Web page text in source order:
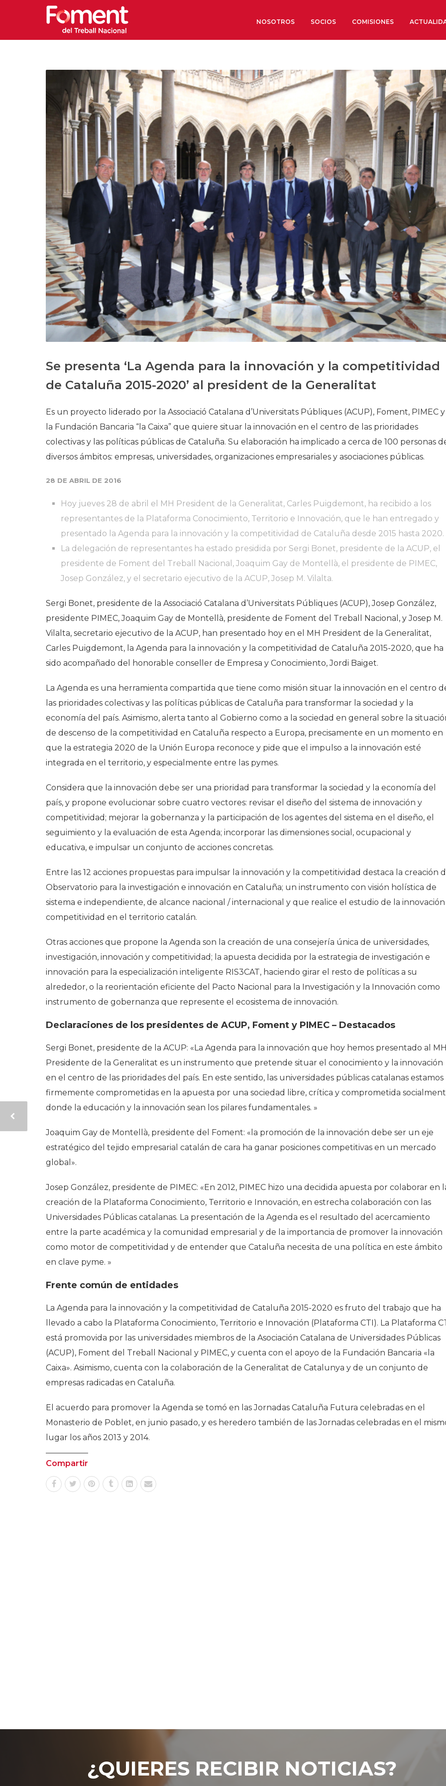
NOSOTROS
Órganos de Gobierno
Órganos Consultivos
Estructura Ejecutiva
Institut d’Estudis Estratègics
Organizaciones sectoriales
Sociedad Barcelonesa de
Económicos y Sociales
Organizaciones territoriales
Conoce más
Galería de Presidentes
Biblioteca Archivo
Sede Social
SOCIOS COMISIONES
Se presenta ‘La Agenda para la innovación y la competitividad
de Cataluña 2015-2020’ al president de la Generalitat
Es un proyecto liderado por la Associació Catalana d’Universitats Públiques (ACUP), Foment, PIMEC y
la Fundación Bancaria “la Caixa” que quiere situar la innovación en el centro de las prioridades
colectivas y las políticas públicas de Cataluña. Su elaboración ha implicado a cerca de 100 personas
diversos ámbitos: empresas, universidades, organizaciones empresariales y asociaciones públicas.
28 DE ABRIL DE 2016
Hoy jueves 28 de abril el MH President de la Generalitat, Carles Puigdemont, ha recibido a los
representantes de la Plataforma Conocimiento, Territorio e Innovación, que le han entregado y
presentado la Agenda para la innovación y la competitividad de Cataluña desde 2015 hasta 2020.
La delegación de representantes ha estado presidida por Sergi Bonet, presidente de la ACUP, el
presidente de Foment del Treball Nacional, Joaquim Gay de Montellà, el presidente de PIMEC,
Josep González, y el secretario ejecutivo de la ACUP, Josep M. Vilalta.
Sergi Bonet, presidente de la Associació Catalana d’Universitats Públiques (ACUP), Josep González,
presidente PIMEC, Joaquim Gay de Montellà, presidente de Foment del Treball Nacional, y Josep M.
Vilalta, secretario ejecutivo de la ACUP, han presentado hoy en el MH President de la Generalitat,
Carles Puigdemont, la Agenda para la innovación y la competitividad de Cataluña 2015-2020, que ha
sido acompañado del honorable conseller de Empresa y Conocimiento, Jordi Baiget.
La Agenda es una herramienta compartida que tiene como misión situar la innovación en el centro
las prioridades colectivas y las políticas públicas de Cataluña para transformar la sociedad y la
economía del país. Asimismo, alerta tanto al Gobierno como a la sociedad en general sobre la
de descenso de la competitividad en Cataluña respecto a Europa, precisamente en un momento en
que la estrategia 2020 de la Unión Europa reconoce y pide que el impulso a la innovación esté
integrada en el territorio, y especialmente entre las pymes.
Considera que la innovación debe ser una prioridad para transformar la sociedad y la economía del
país, y propone evolucionar sobre cuatro vectores: revisar el diseño del sistema de innovación y
competitividad; mejorar la gobernanza y la participación de los agentes del sistema en el diseño, el
seguimiento y la evaluación de esta Agenda; incorporar las dimensiones social, ocupacional y
educativa, e impulsar un conjunto de acciones concretas.
Entre las 12 acciones propuestas para impulsar la innovación y la competitividad destaca la creación
Observatorio para la investigación e innovación en Cataluña; un instrumento con visión holística de
sistema e independiente, de alcance nacional / internacional y que realice el estudio de la
competitividad en el territorio catalán.
Otras acciones que propone la Agenda son la creación de una consejería única de universidades,
investigación, innovación y competitividad; la apuesta decidida por la estrategia de investigación e
innovación para la especialización inteligente RIS3CAT, haciendo girar el resto de políticas a su
alrededor, o la reorientación eficiente del Pacto Nacional para la Investigación y la Innovación como
instrumento de gobernanza que represente el ecosistema de innovación.
Declaraciones de los presidentes de ACUP, Foment y PIMEC – Destacados
Sergi Bonet, presidente de la ACUP: «La Agenda para la innovación que hoy hemos presentado al MH
Presidente de la Generalitat es un instrumento que pretende situar el conocimiento y la innovación
en el centro de las prioridades del país. En este sentido, las universidades públicas catalanas estamos
firmemente comprometidas en la apuesta por una sociedad libre, crítica y comprometida
donde la educación y la innovación sean los pilares fundamentales. »
Joaquim Gay de Montellà, presidente del Foment: «la promoción de la innovación debe ser un eje
estratégico del tejido empresarial catalán de cara ha ganar posiciones competitivas en un mercado
global».
Josep González, presidente de PIMEC: «En 2012, PIMEC hizo una decidida apuesta por colaborar en
creación de la Plataforma Conocimiento, Territorio e Innovación, en estrecha colaboración con las
Universidades Públicas catalanas. La presentación de la Agenda es el resultado del acercamiento
entre la parte académica y la comunidad empresarial y de la importancia de promover la innovación
como motor de competitividad y de entender que Cataluña necesita de una política en este ámbito
en clave pyme. »
Frente común de entidades
La Agenda para la innovación y la competitividad de Cataluña 2015-2020 es fruto del trabajo que ha
llevado a cabo la Plataforma Conocimiento, Territorio e Innovación (Plataforma CTI). La Plataforma
está promovida por las universidades miembros de la Asociación Catalana de Universidades Públicas
(ACUP), Foment del Treball Nacional y PIMEC, y cuenta con el apoyo de la Fundación Bancaria «la
Caixa». Asimismo, cuenta con la colaboración de la Generalitat de Catalunya y de un conjunto de
empresas radicadas en Cataluña.
El acuerdo para promover la Agenda se tomó en las Jornadas Cataluña Futura celebradas en el
Monasterio de Poblet, en junio pasado, y es heredero también de las Jornadas celebradas en el
lugar los años 2013 y 2014.
Compartir
¿QUIERES RECIBIR NOTICIAS?